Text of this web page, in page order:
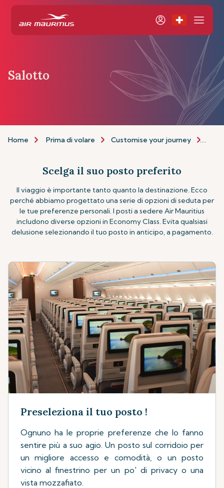
Salotto
Home Prima di volare Customise your journey
Scelga il suo posto preferito
Il viaggio è importante tanto quanto la destinazione. Ecco
perché abbiamo progettato una serie di opzioni di seduta per
le tue preferenze personali. I posti a sedere Air Mauritius
includono diverse opzioni in Economy Class. Evita qualsiasi
delusione selezionando il tuo posto in anticipo, a pagamento.
Preseleziona il tuo posto !
Ognuno ha le proprie preferenze che lo fanno
sentire più a suo agio. Un posto sul corridoio per
un migliore accesso e comodità, o un posto
vicino al finestrino per un po' di privacy o una
vista mozzafiato.